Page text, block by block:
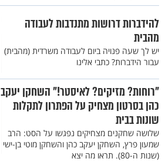
להידברות דרושות מתנדבות לעבודה
מהבית
יש לך שעה פנויה ביום לעבודה משרדית (מהבית)
עבור הידברות? כתבי אלינו
"רוחות? מזיקים? לאיסטר!" השחקן יעקב
כהן בסרטון מצחיק על הפתרון לתקלות
שונות בבית
שלושה שחקנים מצחיקים נפגשו על הסט: הרב
שמעון פרץ, השחקן יעקב כהן והשחקן מוטי בן-ישי
(שנות ה-80). תראו מה יצא